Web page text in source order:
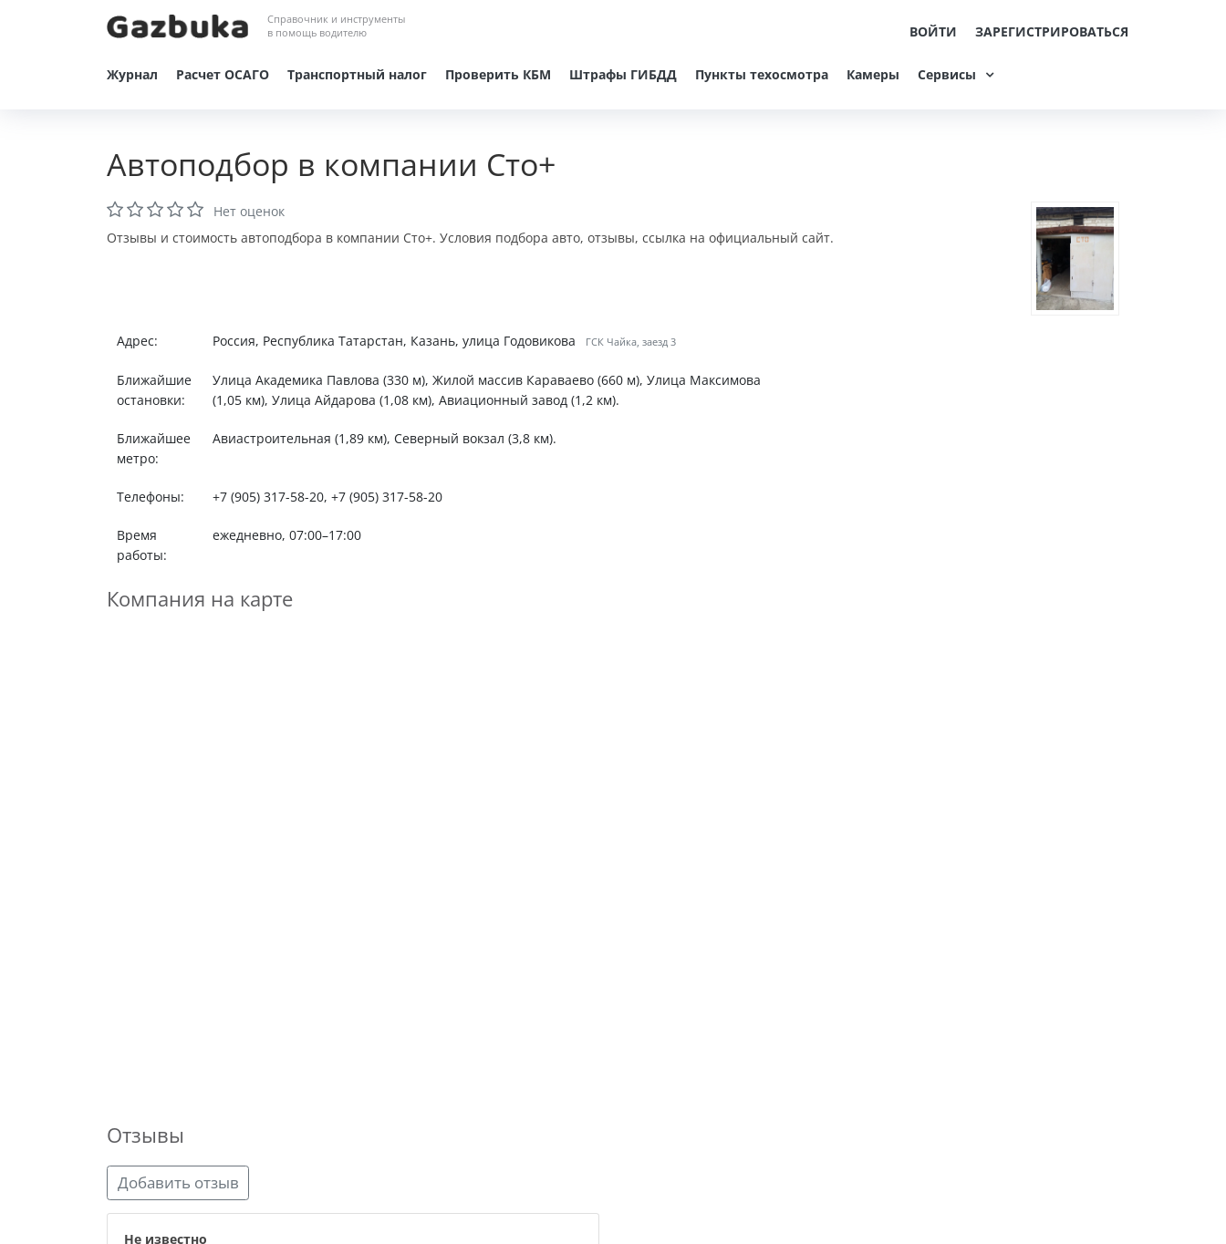
Справочник и инструменты
в помощь водителю
ВОЙТИ ЗАРЕГИСТРИРОВАТЬСЯ
Журнал Расчет ОСАГО Транспортный налог Проверить КБМ Штрафы ГИБДД Пункты техосмотра Камеры Сервисы
Автоподбор в компании Сто+
Нет оценок
Отзывы и стоимость автоподбора в компании Сто+. Условия подбора авто, отзывы, ссылка на официальный сайт.
Адрес: Россия, Республика Татарстан, Казань, улица Годовикова ГСК Чайка, заезд 3
Ближайшие
остановки:
Улица Академика Павлова (330 м), Жилой массив Караваево (660 м), Улица Максимова
(1,05 км), Улица Айдарова (1,08 км), Авиационный завод (1,2 км).
Ближайшее
метро:
Авиастроительная (1,89 км), Северный вокзал (3,8 км).
Телефоны: +7 (905) 317-58-20, +7 (905) 317-58-20
Время
работы:
ежедневно, 07:00–17:00
Компания на карте
Отзывы
Добавить отзыв
Не известно